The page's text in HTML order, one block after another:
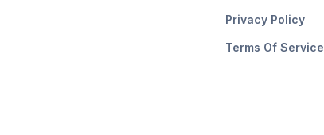
Privacy Policy
Terms Of Service